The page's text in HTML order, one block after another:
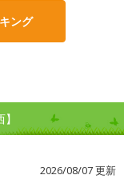
ング
2026/08/07 更新